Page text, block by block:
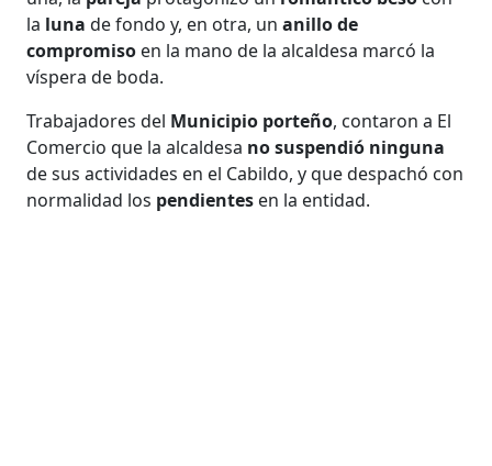
la luna de fondo y, en otra, unanillo de
compromiso en la mano de la alcaldesa marcó la
víspera de boda.
Trabajadores del Municipio porteño, contaron a El
Comercio que la alcaldesa no suspendió ninguna
de sus actividades en el Cabildo, y que despachó con
normalidad los pendientes en la entidad.